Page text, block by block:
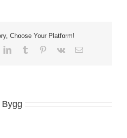
Choose Your Platform!
LinkedInTumblr Pinterest
Vk
E-
Bygg